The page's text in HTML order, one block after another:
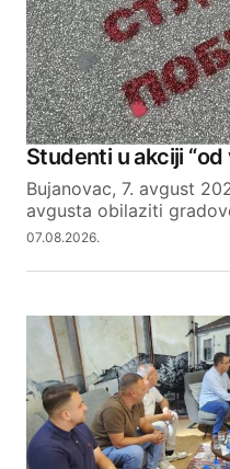
Studenti u akciji
Bujanovac, 7. avgust
avgusta obilaziti
07.08.2026.